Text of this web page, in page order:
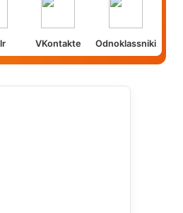
VKontakte Odnoklassniki